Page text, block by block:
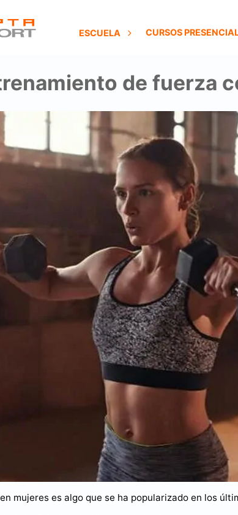
ESCUELA CURSOS
de fuerza
mujeres es algo que se ha popularizado en los